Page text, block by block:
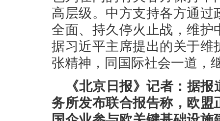
高层级。中方支持各方通
全面、持久停火止战，维
据习近平主席提出的关于
张精神，同国际社会一道，
《北京日报》记者：据
务所发布联合报告称，欧